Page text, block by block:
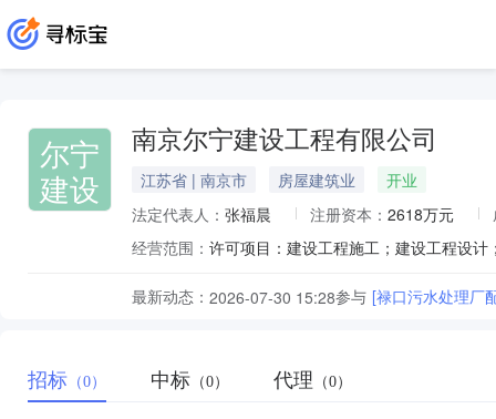
尔宁
建设
南京尔宁建设工程有限公司
江苏省 | 南京市 房屋建筑业
开业
法定代表人： 张福晨 注册资本： 2618万元
经营范围：
最新动态： 2026-07-30 15:28参与 [禄口污水处理厂
招标 （0） 中标 （0） 代理 （0）